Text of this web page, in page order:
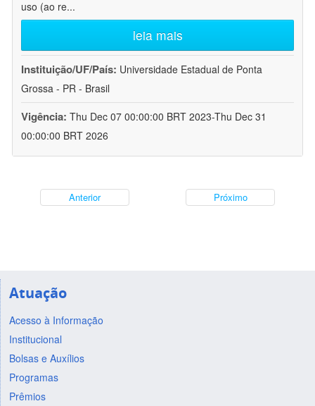
uso (ao re...
leia mais
Instituição/UF/País: Universidade Estadual de Ponta
Grossa - PR - Brasil
Vigência: Thu Dec 07 00:00:00 BRT 2023-Thu Dec 31
00:00:00 BRT 2026
Anterior Próximo
Atuação
Acesso à Informação
Institucional
Bolsas e Auxílios
Programas
Prêmios